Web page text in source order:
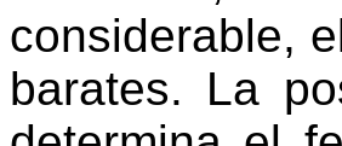
considerable,
barates. La